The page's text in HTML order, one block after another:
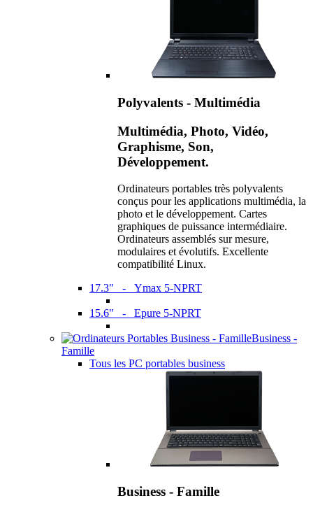
Polyvalents - Multimédia
Multimédia, Photo, Vidéo,
Graphisme, Son,
Développement.
Ordinateurs portables très polyvalents
conçus pour les applications multimédia, la
photo et le développement. Cartes
graphiques de puissance intermédiaire.
Ordinateurs assemblés sur mesure,
modulaires et évolutifs. Excellente
compatibilité Linux.
17.3" - Ymax 5-NPRT
15.6" - Epure 5-NPRT
Business -
Famille
Tous les PC portables business
Business - Famille